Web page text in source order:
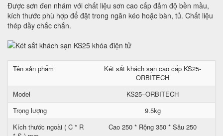
Được sơn đen nhám với chất liệu sơn cao cấp đảm độ bền mầu,
kích thước phù hợp để đặt trong ngăn kéo hoặc bàn, tủ. Chất liệu
thép dầy chắc chắn.
Tên sản phẩm
Két sắt khách sạn cao cấp KS25-
ORBITECH
Model
KS25–ORBITECH
Trọng lượng
9.5kg
Kích thước ngoài ( C * R
Cao 250 * Rộng 350 * Sâu 250